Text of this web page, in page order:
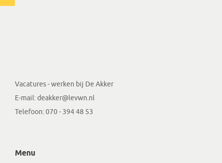
Vacatures - werken bij De Akker
E-mail:deakker@levwn.nl
Telefoon:070 - 394 48 53
Menu